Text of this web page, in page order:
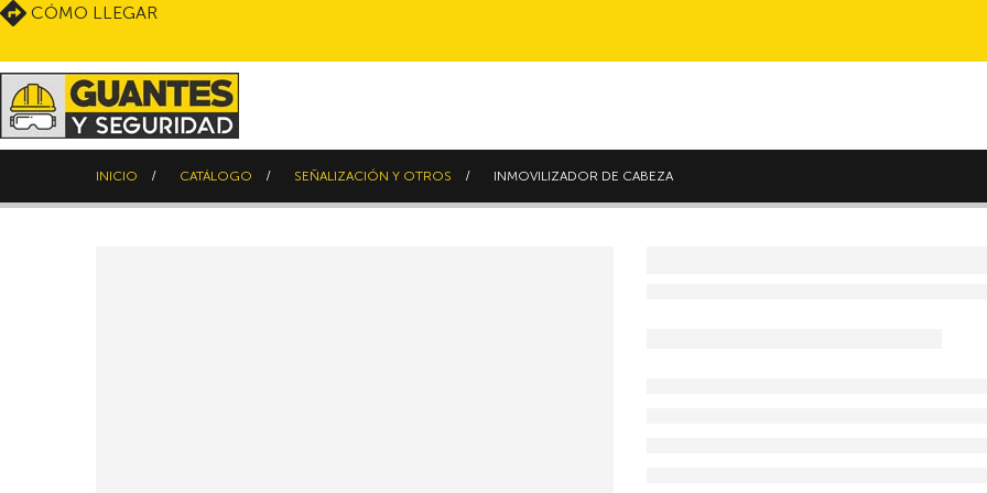
CÓMO LLEGAR
INICIO CATÁLOGO SEÑALIZACIÓN Y OTROS INMOVILIZADOR DE CABEZA